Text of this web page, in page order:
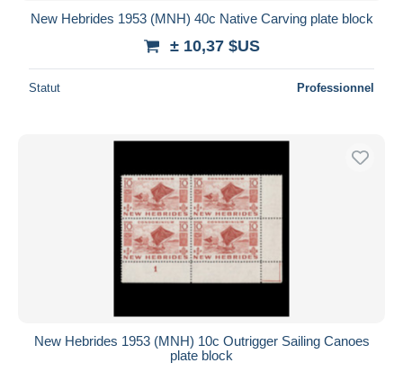
New Hebrides 1953 (MNH) 40c Native Carving plate block
± 10,37 $US
Statut Professionnel
New Hebrides 1953 (MNH) 10c Outrigger Sailing Canoes
plate block